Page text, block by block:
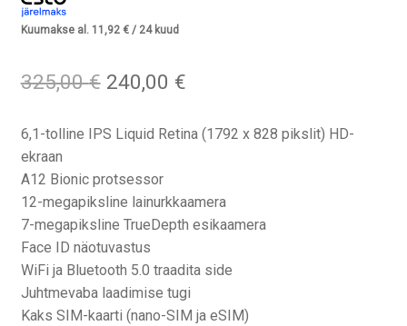
Kuumakse al. 11,92 €/ 24 kuud
325,00€ Algne
oli:
325,00 €.
240,00 €Praegune
on:
240,00 €.
6,1-tolline IPS Liquid Retina (1792 x 828 pikslit) HD-
ekraan
A12 Bionic protsessor
12-megapiksline lainurkkaamera
7-megapiksline TrueDepth esikaamera
Face ID näotuvastus
WiFi ja Bluetooth 5.0 traadita side
Juhtmevaba laadimise tugi
Kaks SIM-kaarti (nano-SIM ja eSIM)